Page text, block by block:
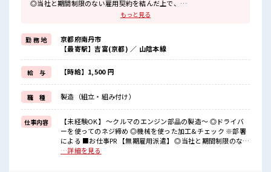
◎当社と期間制限のない雇用契約を結んだ上で、
リア充より今は稼ぎたいが希望の方に！
残業月20時間以上あります☆
派手すぎなければ多少のヘアカラーもOKなのはウレシイPoint☆
制服アリなのでナニ着ていこうか朝の悩みが解消♪
ロッカー付き職場♪
サポート体制もバッチリ！
未経験からでも安心してスタートできます☆
■職場の雰囲気
《男性スタッフさんも多数カツヤク中》
分からないことも聞きやすい職場！
空調完備で年中カイテキ♪
キバツ過ぎなければ髪のカラーリングOK！
もっと見る
勤 務 地
京都府南丹市
【最寄駅】吉富(京都) ／ 山陰本線
給 与 【時給】1,500 円
職 種 製造（組立・組み付け）
仕事内容
【未経験OK】 ～クルマのエンジン部品の製造～ ◎ドライバ
ーを使ってのネジ締め ◎機械を使った加工&チェック ※部署
による ■お仕事PR 【無期雇用派遣】 ◎当社と期間制限のない
雇用契約を結んだ上で、 派遣先で働けます◎ 交替勤務で稼げ
…詳細を見る